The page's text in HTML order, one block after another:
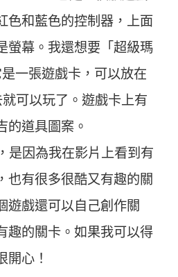
色和藍色的控制器，上面
螢幕。我還想要「超級瑪
一張遊戲卡，可以放在
可以玩了。遊戲卡上有
的道具圖案。
因為我在影片上看到有
也有很多很酷又有趣的關
遊戲還可以自己創作關
趣的關卡。如果我可以得
開心！